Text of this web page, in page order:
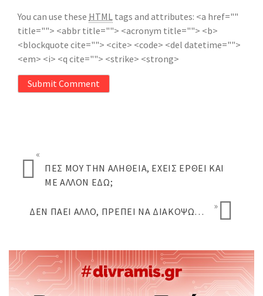
You can use these HTML tags and attributes: <a href=""
title=""> <abbr title=""> <acronym title=""> <b>
<blockquote cite=""> <cite> <code> <del datetime="">
<em> <i> <q cite=""> <strike> <strong>
Submit Comment
«
ΠΕΣ ΜΟΥ ΤΗΝ ΑΛΉΘΕΙΑ, ΈΧΕΙΣ ΈΡΘΕΙ ΚΑΙ
ΜΕ ΆΛΛΟΝ ΕΔΏ;
ΔΕΝ ΠΆΕΙ ΆΛΛΟ, ΠΡΈΠΕΙ ΝΑ ΔΙΑΚΌΨΩ… »